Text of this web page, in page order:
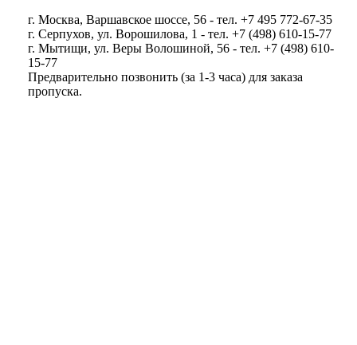
г. Москва, Варшавское шоссе, 56 - тел. +7 495 772-67-35
г. Серпухов, ул. Ворошилова, 1 - тел. +7 (498) 610-15-77
г. Мытищи, ул. Веры Волошиной, 56 - тел. +7 (498) 610-
15-77
Предварительно позвонить (за 1-3 часа) для заказа
пропуска.